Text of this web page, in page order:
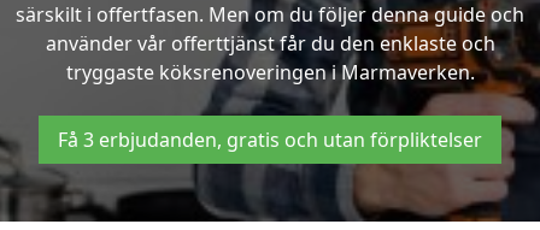
särskilt i offertfasen. Men om du följer denna guide och
använder vår offerttjänst får du den enklaste och
tryggaste köksrenoveringen i Marmaverken.
Få 3 erbjudanden, gratis och utan förpliktelser